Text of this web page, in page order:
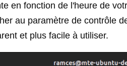
en fonction de l'heure de
au paramètre de contrôle
et plus facile à utiliser.